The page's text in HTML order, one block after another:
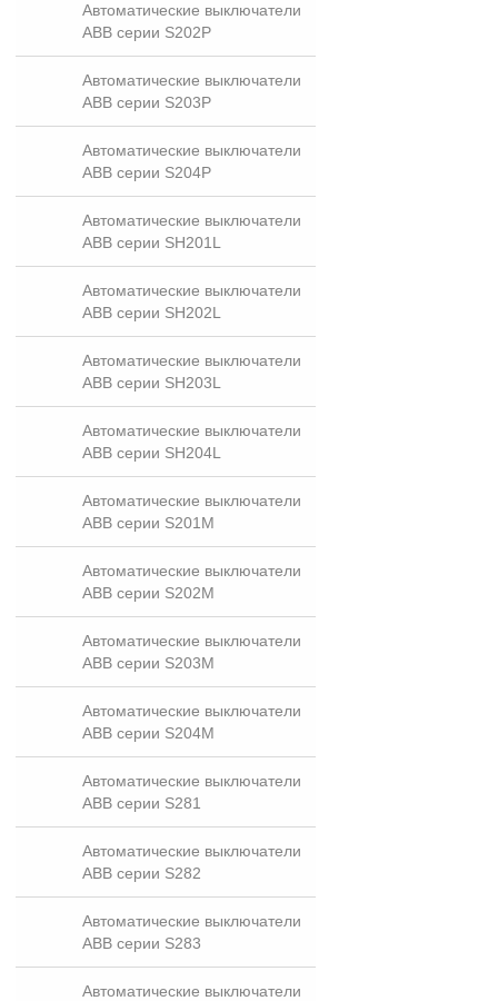
Автоматические выключатели
ABB серии S202P
Автоматические выключатели
ABB серии S203P
Автоматические выключатели
ABB серии S204P
Автоматические выключатели
ABB серии SH201L
Автоматические выключатели
ABB серии SH202L
Автоматические выключатели
ABB серии SH203L
Автоматические выключатели
ABB серии SH204L
Автоматические выключатели
ABB серии S201M
Автоматические выключатели
ABB серии S202M
Автоматические выключатели
ABB серии S203M
Автоматические выключатели
ABB серии S204M
Автоматические выключатели
ABB серии S281
Автоматические выключатели
ABB серии S282
Автоматические выключатели
ABB серии S283
Автоматические выключатели